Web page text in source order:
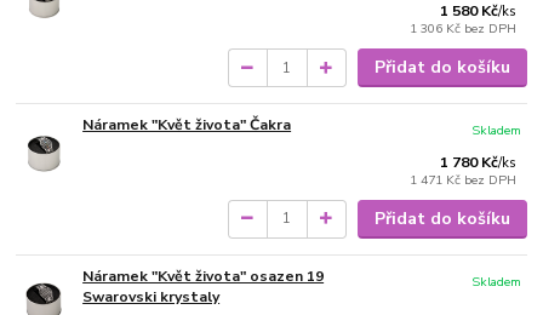
1 580 Kč/ks
1 306 Kč bez DPH
Přidat do košíku
Náramek "Květ života" Čakra
1 780 Kč/ks
1 471 Kč bez DPH
Skladem
Přidat do košíku
Náramek "Květ života" osazen 19
Swarovski krystaly
Skladem